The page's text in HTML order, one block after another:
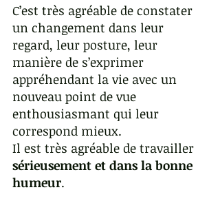
C’est très agréable de constater
un changement dans leur
regard, leur posture, leur
manière de s’exprimer
appréhendant la vie avec un
nouveau point de vue
enthousiasmant qui leur
correspond mieux.
Il est très agréable de travailler
sérieusement et dans la bonne
humeur.